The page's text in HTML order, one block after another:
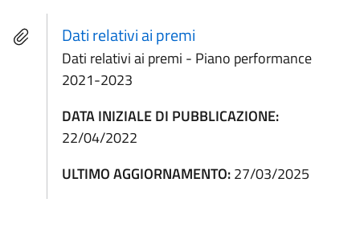
Dati relativi ai premi
Dati relativi ai premi - Piano performance
2021-2023
DATA INIZIALE DI PUBBLICAZIONE:
22/04/2022
ULTIMO AGGIORNAMENTO:27/03/2025